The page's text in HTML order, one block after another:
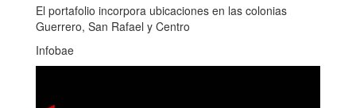
El portafolio incorpora ubicaciones en las colonias
Guerrero, San Rafael y Centro
Infobae